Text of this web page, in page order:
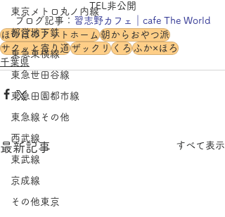
東京メトロ丸ノ内線
都営地下鉄
東急東横線
東急世田谷線
東急田園都市線
東急線その他
西武線
東武線
京成線
その他東京
TEL非公開
ブログ記事： 習志野カフェ｜cafe The World
ほのぼのアットホーム朝からおやつ派
サクッと寄り道ザックリくろふか×ほろ
千葉県
最新記事 すべて表示